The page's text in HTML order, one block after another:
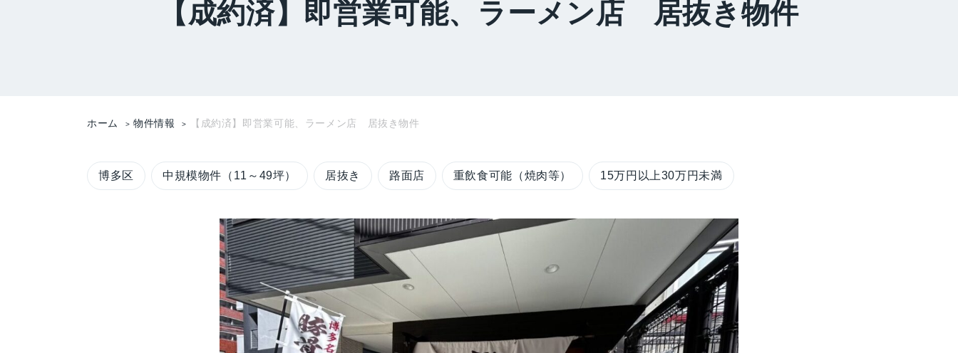
【成約済】即営業可能、ラーメン店 居抜き物件
ホーム 物件情報 【成約済】即営業可能、ラーメン店 居抜き物件
博多区 中規模物件（11～49坪） 居抜き 路面店 重飲食可能（焼肉等） 15万円以上30万円未満